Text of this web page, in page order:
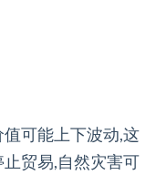
可能上下波动,这
贸易,自然灾害可